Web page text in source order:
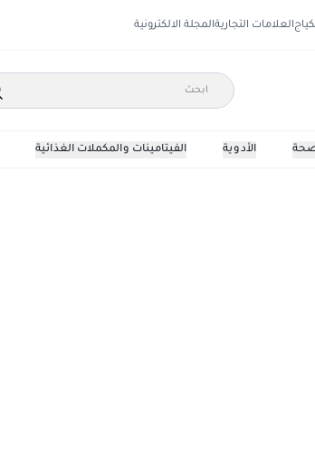
العلامات التجاريةالمجلة الالكترونية
الفيتامينات والمكملات الغذائية الأدوية